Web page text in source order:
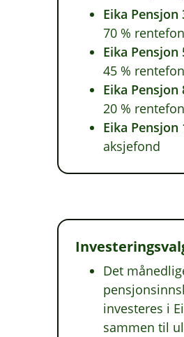
Eika Pensjon
70 %
Eika Pensjon
45 %
Eika Pensjon
20 %
Eika Pensjon
aksjefond
Det
investeres i
sammen til